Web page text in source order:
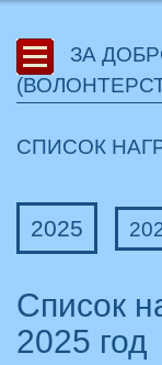
ЗА
СПИСОК
2025
Список
2025 год